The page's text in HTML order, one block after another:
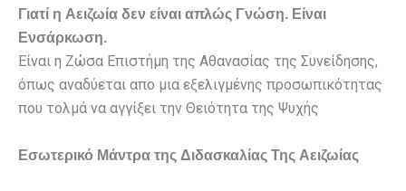
Γιατί η Αειζωία δεν είναι απλώς Γνώση. Είναι
Ενσάρκωση.
Είναι η Ζώσα Επιστήμη της Αθανασίας της Συνείδησης,
όπως αναδύεται απο μια εξελιγμένης προσωπικότητας
που τολμά να αγγίξει την Θειότητα της Ψυχής
Εσωτερικό Μάντρα της Διδασκαλίας Της Αειζωίας